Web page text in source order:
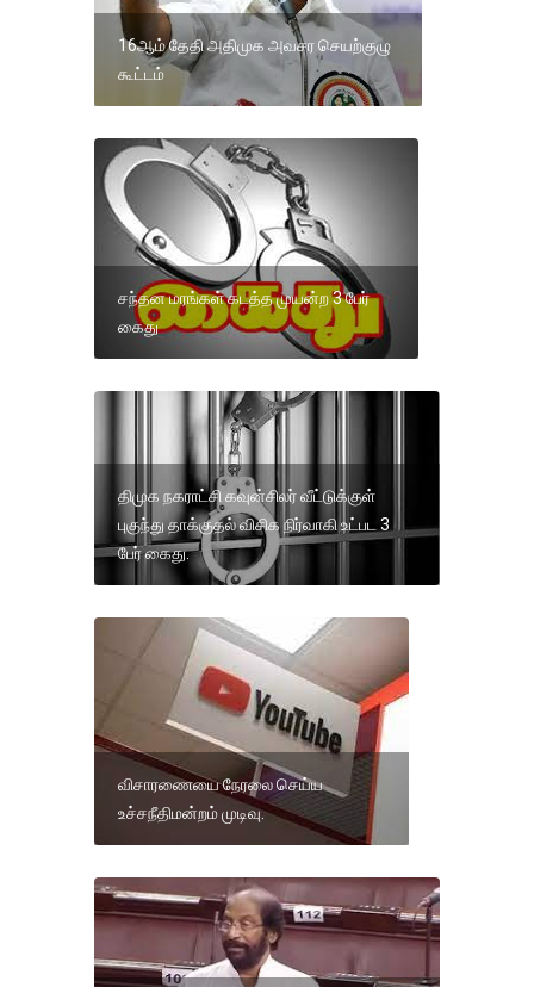
16ஆம் தேதி அதிமுக அவசர செயற்குழு
கூட்டம்
சந்தன மரங்கள் கடத்த முயன்ற 3 பேர்
கைது
திமுக நகராட்சி கவுன்சிலர் வீட்டுக்குள்
புகுந்து தாக்குதல் விசிக நிர்வாகி உட்பட 3
பேர் கைது.
விசாரணையை நேரலை செய்ய
உச்சநீதிமன்றம் முடிவு.